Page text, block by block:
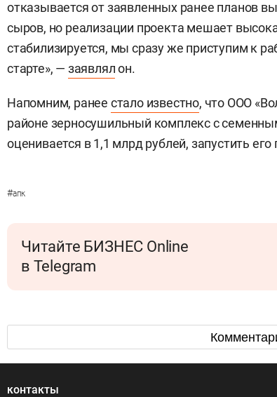
отказывается от заявленных ранее планов
сыров, но реализации проекта мешает
стабилизируется, мы сразу же приступим к
старте», — заявлялон.
Напомним, ранее стало известно, что ООО
районе зерносушильный комплекс с
оценивается в 1,1 млрд рублей, запустить
#апк
Читайте БИЗНЕС Online
в Telegram
контакты